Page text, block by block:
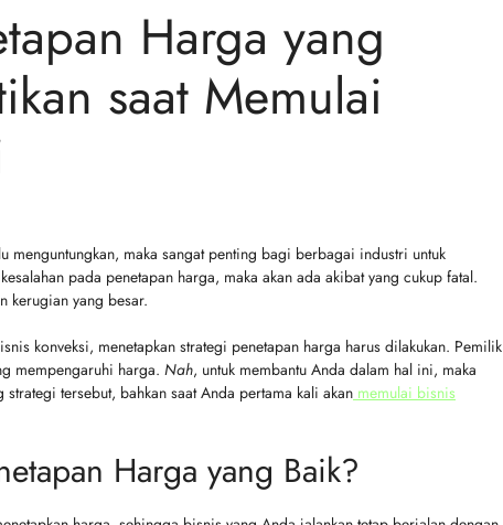
Harga yang
saat Memulai
maka sangat penting bagi berbagai industri untuk
pada penetapan harga, maka akan ada akibat yang cukup fatal.
kerugian yang besar.
konveksi, menetapkan strategi penetapan harga harus dilakukan. Pemilik
mempengaruhi harga. Nah, untuk membantu Anda dalam hal ini, maka
tersebut, bahkan saat Anda pertama kali akan memulai bisnis
Harga yang Baik?